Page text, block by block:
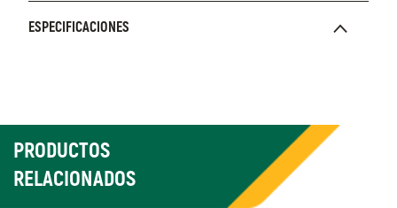
ESPECIFICACIONES
PRODUCTOS
RELACIONADOS